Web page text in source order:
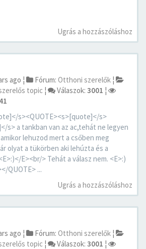
Ugrás a hozzászóláshoz
ago ¦ Fórum: Otthoni szerelők ¦
topic ¦ Válaszok: 3001 ¦
s><QUOTE><s>[quote]</s>
s> a tankban van az ac,tehát ne legyen
lehuzod mert a csőben meg
olyat a tükörben aki lehúzta és a
E><br/> Tehát a válasz nem. <E>:)
QUOTE> ...
Ugrás a hozzászóláshoz
ago ¦ Fórum: Otthoni szerelők ¦
topic ¦ Válaszok: 3001 ¦